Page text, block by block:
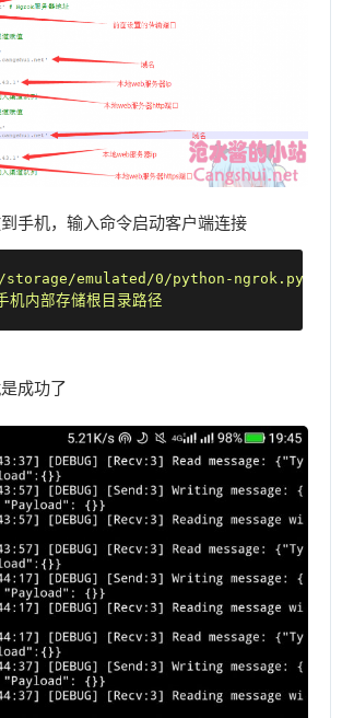
手机，输入命令启动客户端连接
机内部存储根目录路径
成功了